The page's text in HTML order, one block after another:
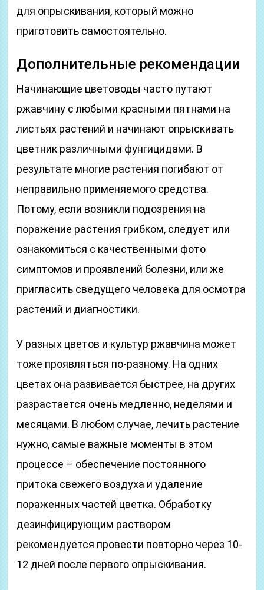
для опрыскивания, который можно
приготовить самостоятельно.
Дополнительные рекомендации
Начинающие цветоводы часто путают
ржавчину с любыми красными пятнами на
листьях растений и начинают опрыскивать
цветник различными фунгицидами. В
результате многие растения погибают от
неправильно применяемого средства.
Потому, если возникли подозрения на
поражение растения грибком, следует или
ознакомиться с качественными фото
симптомов и проявлений болезни, или же
пригласить сведущего человека для осмотра
растений и диагностики.
У разных цветов и культур ржавчина может
тоже проявляться по-разному. На одних
цветах она развивается быстрее, на других
разрастается очень медленно, неделями и
месяцами. В любом случае, лечить растение
нужно, самые важные моменты в этом
процессе – обеспечение постоянного
притока свежего воздуха и удаление
пораженных частей цветка. Обработку
дезинфицирующим раствором
рекомендуется провести повторно через 10-
12 дней после первого опрыскивания.